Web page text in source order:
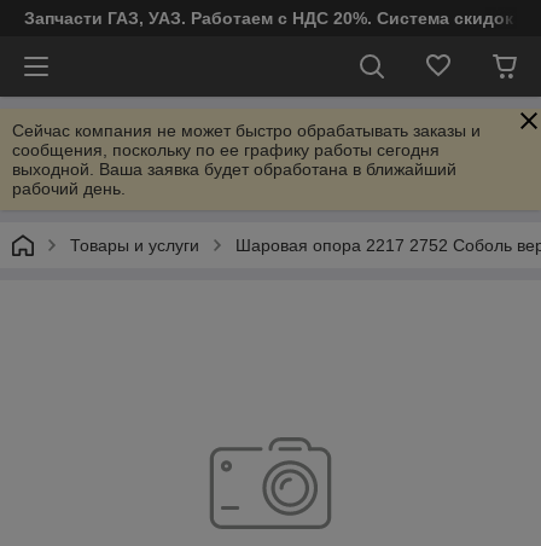
Запчасти ГАЗ, УАЗ. Работаем с НДС 20%. Система скидок
Сейчас компания не может быстро обрабатывать заказы и
сообщения, поскольку по ее графику работы сегодня
выходной. Ваша заявка будет обработана в ближайший
рабочий день.
Товары и услуги Шаровая опора 2217 2752 Соболь